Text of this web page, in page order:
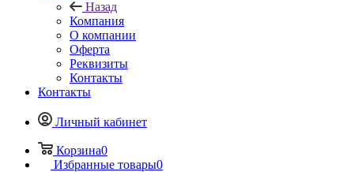
Назад
Компания
О компании
Оферта
Реквизиты
Контакты
Контакты
Личный кабинет
Корзина0
Избранные товары0